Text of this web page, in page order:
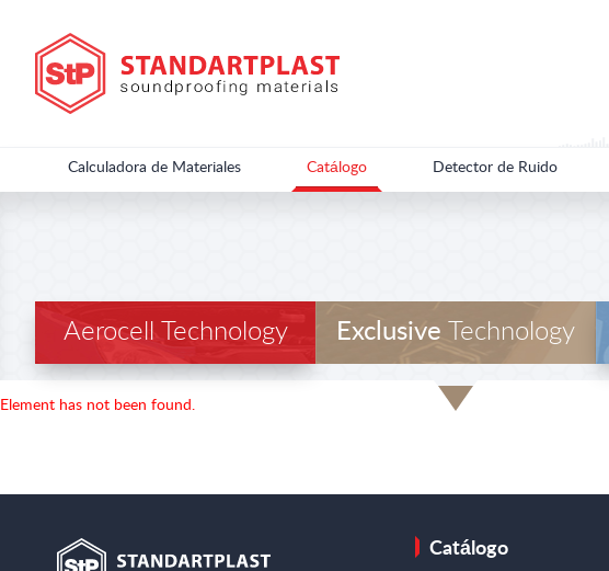
Calculadora de Materiales Catálogo Detector de Ruido
Aerocell Technology Exclusive Technology
Element has not been found.
Catálogo